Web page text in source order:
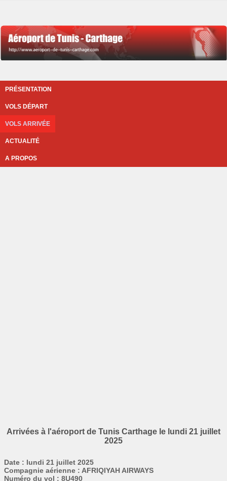
PRÉSENTATION
VOLS DÉPART
VOLS ARRIVÉE
ACTUALITÉ
A PROPOS
Arrivées à l'aéroport de Tunis Carthage le lundi 21 juillet
2025
Date : lundi 21 juillet 2025
Compagnie aérienne : AFRIQIYAH AIRWAYS
Numéro du vol : 8U490